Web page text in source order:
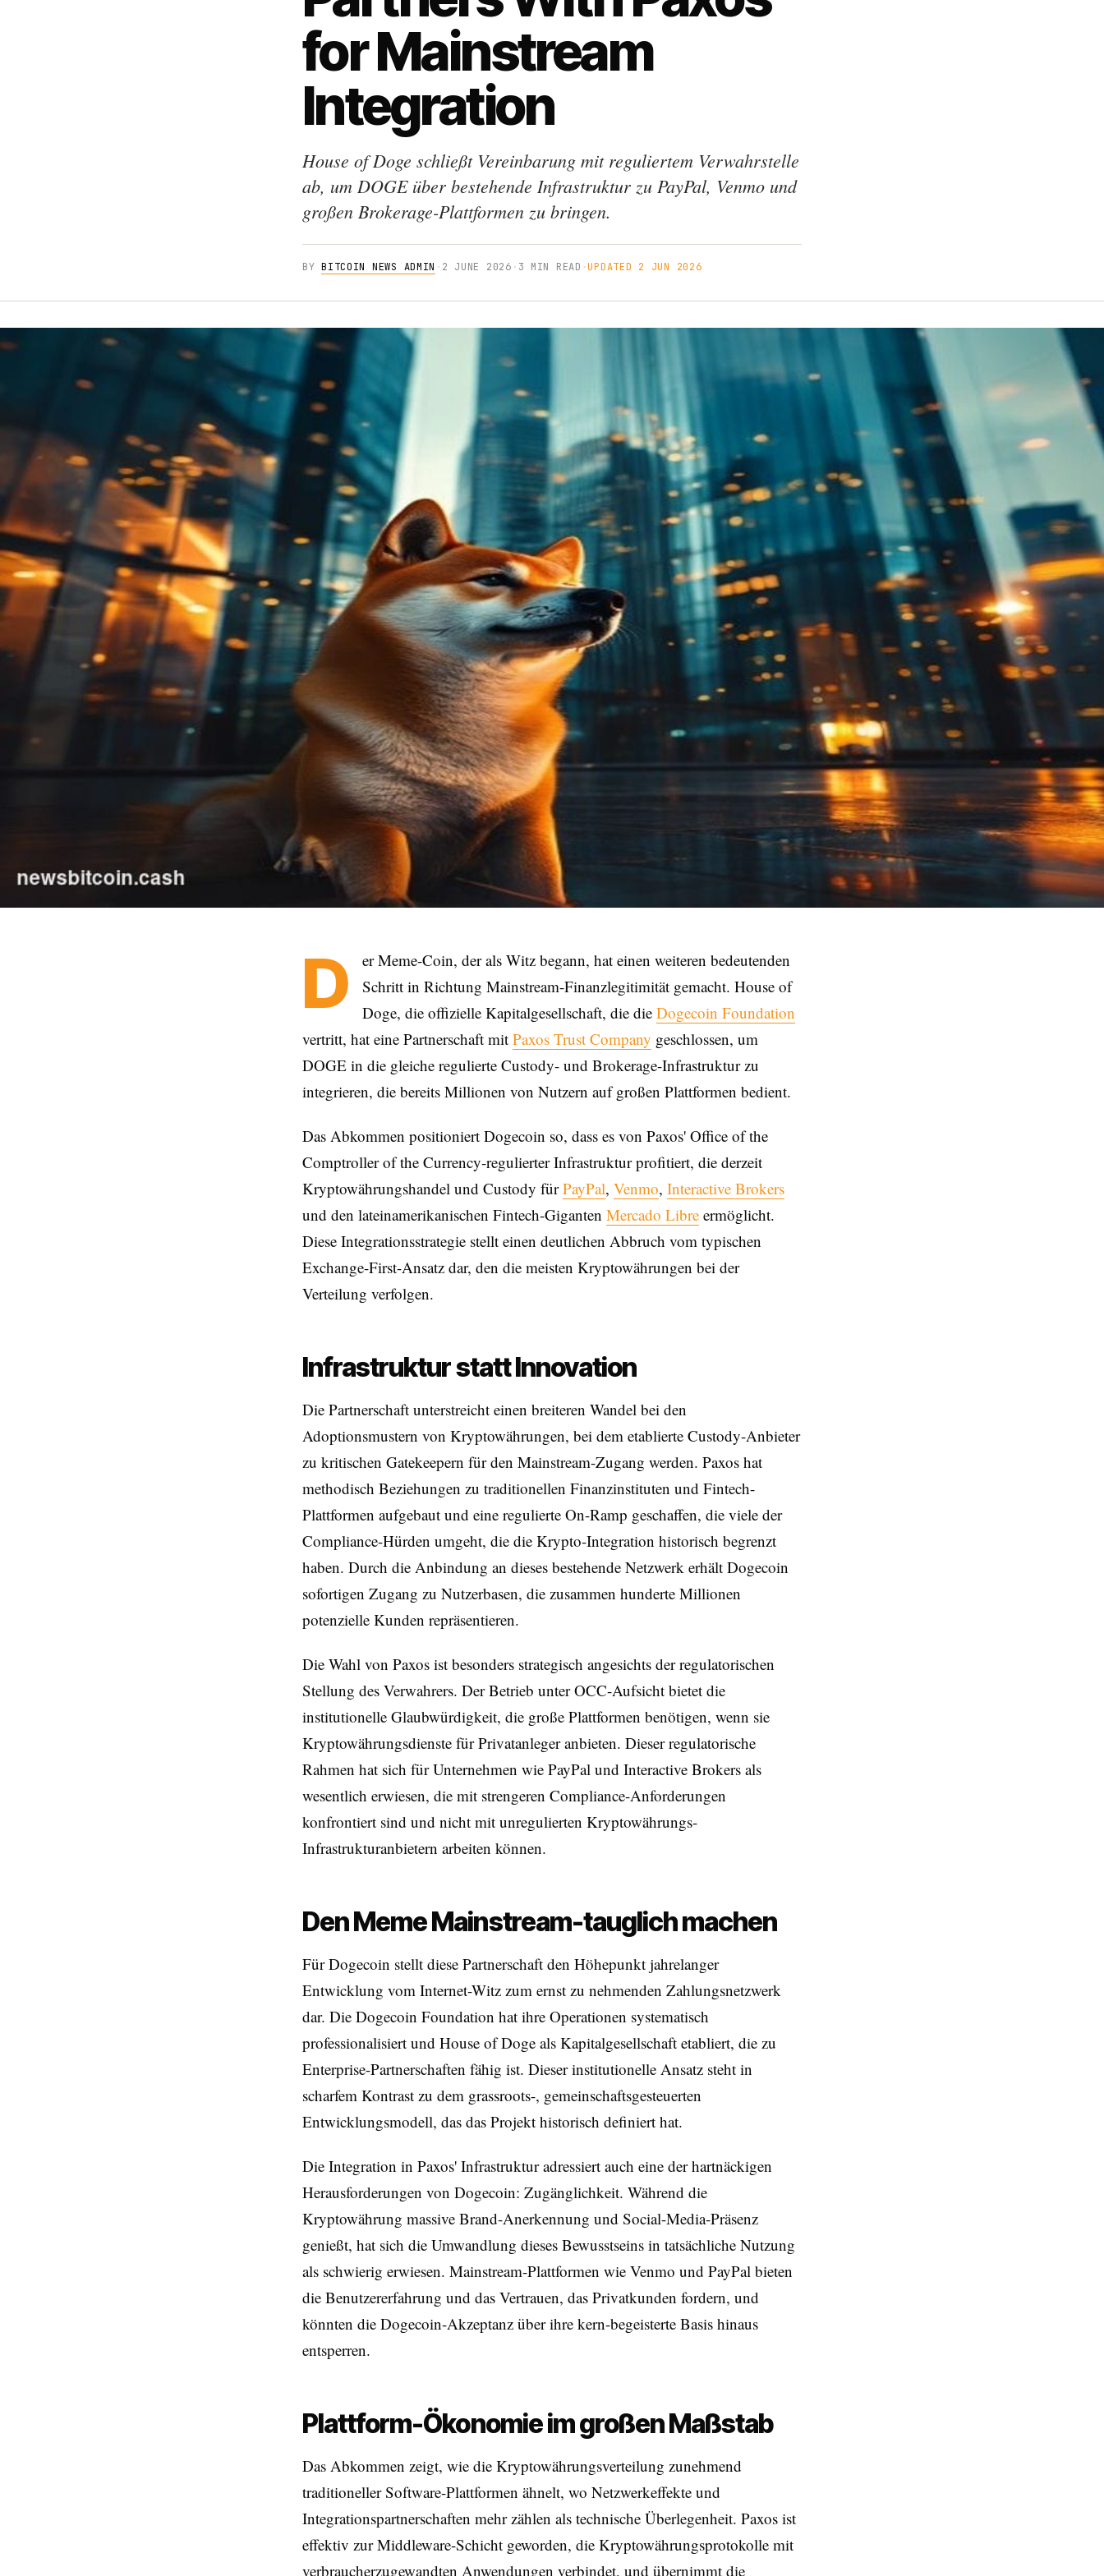
for Mainstream
Integration
House of Doge schließt Vereinbarung mit reguliertem Verwahrstelle
ab, um DOGE über bestehende Infrastruktur zu PayPal, Venmo und
großen Brokerage-Plattformen zu bringen.
BYBITCOIN NEWS ADMIN · 2 JUNE 2026 · 3 MIN READ ·UPDATED 2 JUN 2026
D
er Meme-Coin, der als Witz begann, hat einen weiteren bedeutenden
Schritt in Richtung Mainstream-Finanzlegitimität gemacht. House of
Doge, die offizielle Kapitalgesellschaft, die die Dogecoin Foundation
vertritt, hat eine Partnerschaft mit Paxos Trust Company geschlossen, um
DOGE in die gleiche regulierte Custody- und Brokerage-Infrastruktur zu
integrieren, die bereits Millionen von Nutzern auf großen Plattformen bedient.
Das Abkommen positioniert Dogecoin so, dass es von Paxos' Office of the
Comptroller of the Currency-regulierter Infrastruktur profitiert, die derzeit
Kryptowährungshandel und Custody fürPayPal, Venmo, Interactive Brokers
und den lateinamerikanischen Fintech-Giganten Mercado Libre ermöglicht.
Diese Integrationsstrategie stellt einen deutlichen Abbruch vom typischen
Exchange-First-Ansatz dar, den die meisten Kryptowährungen bei der
Verteilung verfolgen.
Infrastruktur statt Innovation
Die Partnerschaft unterstreicht einen breiteren Wandel bei den
Adoptionsmustern von Kryptowährungen, bei dem etablierte Custody-Anbieter
zu kritischen Gatekeepern für den Mainstream-Zugang werden. Paxos hat
methodisch Beziehungen zu traditionellen Finanzinstituten und Fintech-
Plattformen aufgebaut und eine regulierte On-Ramp geschaffen, die viele der
Compliance-Hürden umgeht, die die Krypto-Integration historisch begrenzt
haben. Durch die Anbindung an dieses bestehende Netzwerk erhält Dogecoin
sofortigen Zugang zu Nutzerbasen, die zusammen hunderte Millionen
potenzielle Kunden repräsentieren.
Die Wahl von Paxos ist besonders strategisch angesichts der regulatorischen
Stellung des Verwahrers. Der Betrieb unter OCC-Aufsicht bietet die
institutionelle Glaubwürdigkeit, die große Plattformen benötigen, wenn sie
Kryptowährungsdienste für Privatanleger anbieten. Dieser regulatorische
Rahmen hat sich für Unternehmen wie PayPal und Interactive Brokers als
wesentlich erwiesen, die mit strengeren Compliance-Anforderungen
konfrontiert sind und nicht mit unregulierten Kryptowährungs-
Infrastrukturanbietern arbeiten können.
Den Meme Mainstream-tauglich machen
Für Dogecoin stellt diese Partnerschaft den Höhepunkt jahrelanger
Entwicklung vom Internet-Witz zum ernst zu nehmenden Zahlungsnetzwerk
dar. Die Dogecoin Foundation hat ihre Operationen systematisch
professionalisiert und House of Doge als Kapitalgesellschaft etabliert, die zu
Enterprise-Partnerschaften fähig ist. Dieser institutionelle Ansatz steht in
scharfem Kontrast zu dem grassroots-, gemeinschaftsgesteuerten
Entwicklungsmodell, das das Projekt historisch definiert hat.
Die Integration in Paxos' Infrastruktur adressiert auch eine der hartnäckigen
Herausforderungen von Dogecoin: Zugänglichkeit. Während die
Kryptowährung massive Brand-Anerkennung und Social-Media-Präsenz
genießt, hat sich die Umwandlung dieses Bewusstseins in tatsächliche Nutzung
als schwierig erwiesen. Mainstream-Plattformen wie Venmo und PayPal bieten
die Benutzererfahrung und das Vertrauen, das Privatkunden fordern, und
könnten die Dogecoin-Akzeptanz über ihre kern-begeisterte Basis hinaus
entsperren.
Plattform-Ökonomie im großen Maßstab
Das Abkommen zeigt, wie die Kryptowährungsverteilung zunehmend
traditioneller Software-Plattformen ähnelt, wo Netzwerkeffekte und
Integrationspartnerschaften mehr zählen als technische Überlegenheit. Paxos ist
effektiv zur Middleware-Schicht geworden, die Kryptowährungsprotokolle mit
verbraucherzugewandten Anwendungen verbindet, und übernimmt die